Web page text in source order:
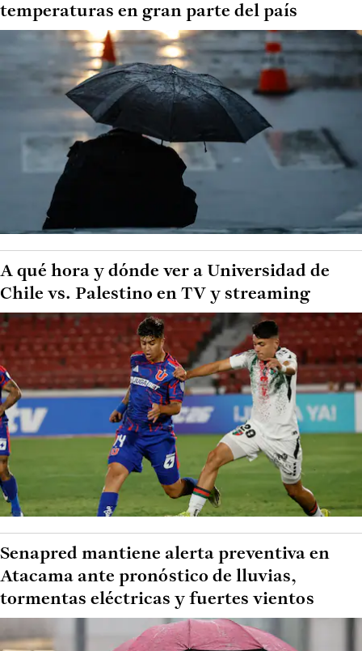
temperaturas en gran parte del país
A qué hora y dónde ver a Universidad de
Chile vs. Palestino en TV y streaming
Senapred mantiene alerta preventiva en
Atacama ante pronóstico de lluvias,
tormentas eléctricas y fuertes vientos